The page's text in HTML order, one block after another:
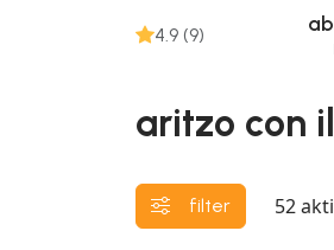
4.9 (9)
aritzo con
filter 52